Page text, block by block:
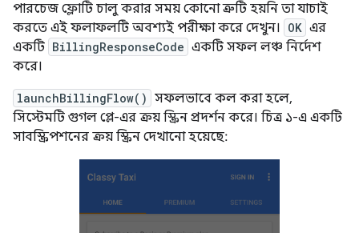
পারচেজ ফ্লোটি চালু করার সময় কোনো ত্রুটি হয়নি তা যাচাই
করতে এই ফলাফলটি অবশ্যই পরীক্ষা করে দেখুন।
OK এর
একটি BillingResponseCode একটি সফল লঞ্চ নির্দেশ
করে।
launchBillingFlow() সফলভাবে কল করা হলে,
সিস্টেমটি গুগল প্লে-এর ক্রয় স্ক্রিন প্রদর্শন করে। চিত্র ১-এ একটি
সাবস্ক্রিপশনের ক্রয় স্ক্রিন দেখানো হয়েছে: